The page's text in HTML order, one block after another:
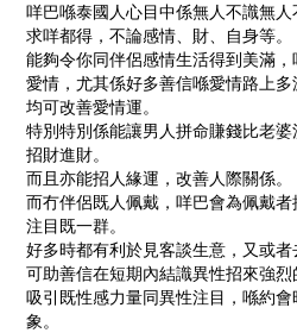
咩巴喺泰國人心目中係無人不識無人
求咩都得，不論感情、財、自身等。
能夠令你同伴侶感情生活得到美滿
愛情，尤其係好多善信喺愛情路上多
均可改善愛情運。
特別特別係能讓男人拼命賺錢比老婆
招財進財。
‍而且亦能招人緣運，改善人際關係。
而冇伴侶既人佩戴，咩巴會為佩戴
注目既一群。
好多時都有利於見客談生意，又或者
可助善信在短期內結識異性招來強
吸引既性感力量同異性注目，喺約
象。